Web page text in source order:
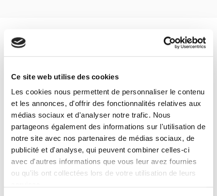
Ce site web utilise des cookies
Les cookies nous permettent de personnaliser le contenu
et les annonces, d'offrir des fonctionnalités relatives aux
médias sociaux et d'analyser notre trafic. Nous
partageons également des informations sur l'utilisation de
notre site avec nos partenaires de médias sociaux, de
publicité et d'analyse, qui peuvent combiner celles-ci
avec d'autres informations que vous leur avez fournies
ou qu'ils ont collectées lors de votre utilisation de leurs
Spécifications
Sommaire
Spécifications
Éditeur
Presses de Sciences Po
Auteur